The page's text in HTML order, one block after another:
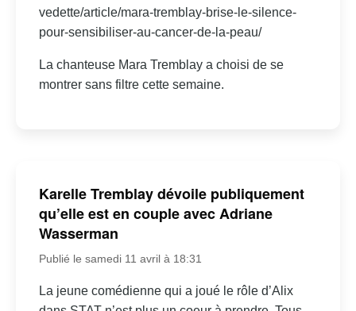
vedette/article/mara-tremblay-brise-le-silence-
pour-sensibiliser-au-cancer-de-la-peau/
La chanteuse Mara Tremblay a choisi de se
montrer sans filtre cette semaine.
Karelle Tremblay dévoile publiquement
qu’elle est en couple avec Adriane
Wasserman
Publié le samedi 11 avril à 18:31
La jeune comédienne qui a joué le rôle d’Alix